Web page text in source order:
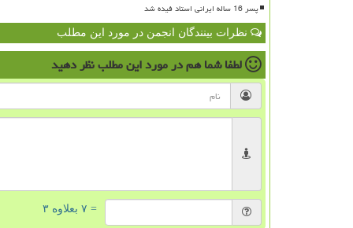
پسر 16 ساله ایرانی استاد فیده شد
نظرات بینندگان انجمن در مورد این مطلب
لطفا شما همدر مورد این مطلبنظر دهید
= ۷ بعلاوه ۳